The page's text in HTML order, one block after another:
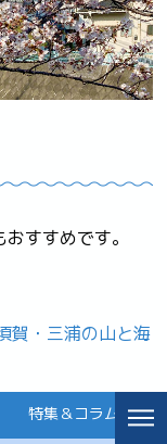
すすめです。
賀・三浦の山と海
特集＆コラム